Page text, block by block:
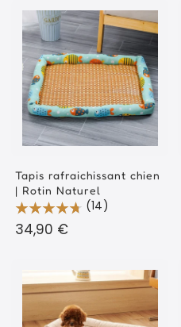
Tapis rafraichissant chien
| Rotin Naturel
(14)
Prix
habituel
34,90 €